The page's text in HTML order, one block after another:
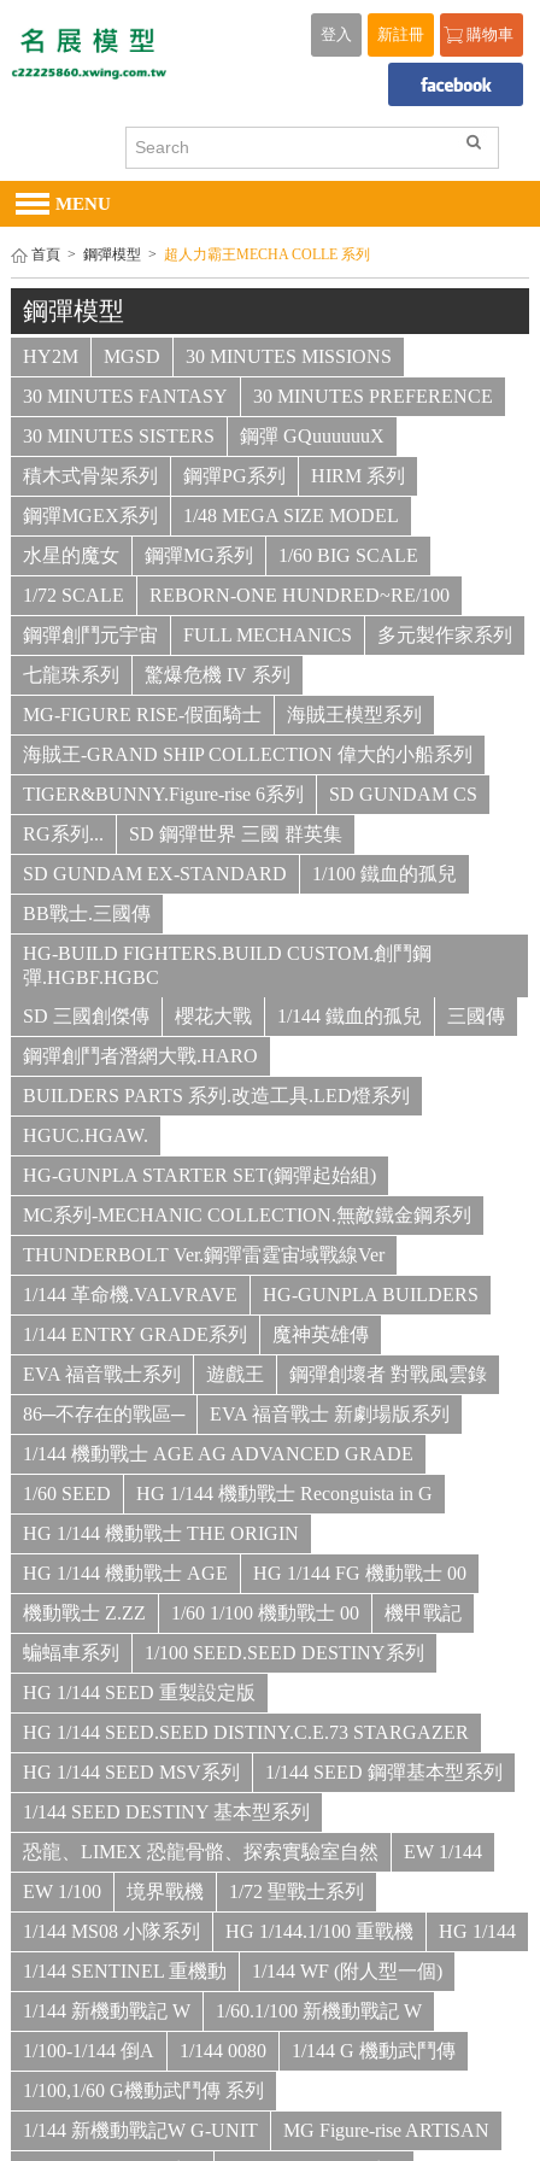
購物車
新註冊
登入
MENU
首頁 > 鋼彈模型 > 超人力霸王MECHA COLLE 系列
鋼彈模型
HY2M MGSD
30 MINUTES MISSIONS
30 MINUTES FANTASY
30 MINUTES PREFERENCE
30 MINUTES SISTERS
鋼彈 GQuuuuuuX
積木式骨架系列
鋼彈PG系列
HIRM 系列
鋼彈MGEX系列
1/48 MEGA SIZE MODEL
水星的魔女
鋼彈MG系列
1/60 BIG SCALE
1/72 SCALE
REBORN-ONE HUNDRED~RE/100
鋼彈創鬥元宇宙
FULL MECHANICS
多元製作家系列
七龍珠系列
驚爆危機 IV 系列
MG-FIGURE RISE-假面騎士
海賊王模型系列
海賊王-GRAND SHIP COLLECTION 偉大的小船系列
TIGER&BUNNY.Figure-rise 6系列
SD GUNDAM CS
RG系列...
SD 鋼彈世界 三國 群英集
SD GUNDAM EX-STANDARD
1/100 鐵血的孤兒
BB戰士.三國傳
HG-BUILD FIGHTERS.BUILD CUSTOM.創鬥鋼
彈.HGBF.HGBC
SD 三國創傑傳
櫻花大戰 1/144 鐵血的孤兒
三國傳
鋼彈創鬥者潛網大戰.HARO
BUILDERS PARTS 系列.改造工具.LED燈系列
HGUC.HGAW.
HG-GUNPLA STARTER SET(鋼彈起始組)
MC系列-MECHANIC COLLECTION.無敵鐵金鋼系列
THUNDERBOLT Ver.鋼彈雷霆宙域戰線Ver
1/144 革命機.VALVRAVE
HG-GUNPLA BUILDERS
1/144 ENTRY GRADE系列
魔神英雄傳
EVA 福音戰士系列
遊戲王
鋼彈創壞者 對戰風雲錄
86─不存在的戰區─
EVA 福音戰士 新劇場版系列
1/144 機動戰士 AGE AG ADVANCED GRADE
1/60 SEED
HG 1/144 機動戰士 Reconguista in G
HG 1/144 機動戰士 THE ORIGIN
HG 1/144 機動戰士 AGE
HG 1/144 FG 機動戰士 00
機動戰士 Z.ZZ
1/60 1/100 機動戰士 00
機甲戰記
蝙蝠車系列
1/100 SEED.SEED DESTINY系列
HG 1/144 SEED 重製設定版
HG 1/144 SEED.SEED DISTINY.C.E.73 STARGAZER
HG 1/144 SEED MSV系列
1/144 SEED 鋼彈基本型系列
1/144 SEED DESTINY 基本型系列
恐龍、LIMEX 恐龍骨骼、探索實驗室自然
EW 1/144
EW 1/100
境界戰機
1/72 聖戰士系列
1/144 MS08 小隊系列
HG 1/144.1/100 重戰機
HG 1/144
1/144 SENTINEL 重機動
1/144 WF (附人型一個)
1/144 新機動戰記 W
1/60.1/100 新機動戰記 W
1/100-1/144 倒A
1/144 0080
1/144 G 機動武鬥傳
1/100,1/60 G機動武鬥傳 系列
1/144 新機動戰記W G-UNIT
MG Figure-rise ARTISAN